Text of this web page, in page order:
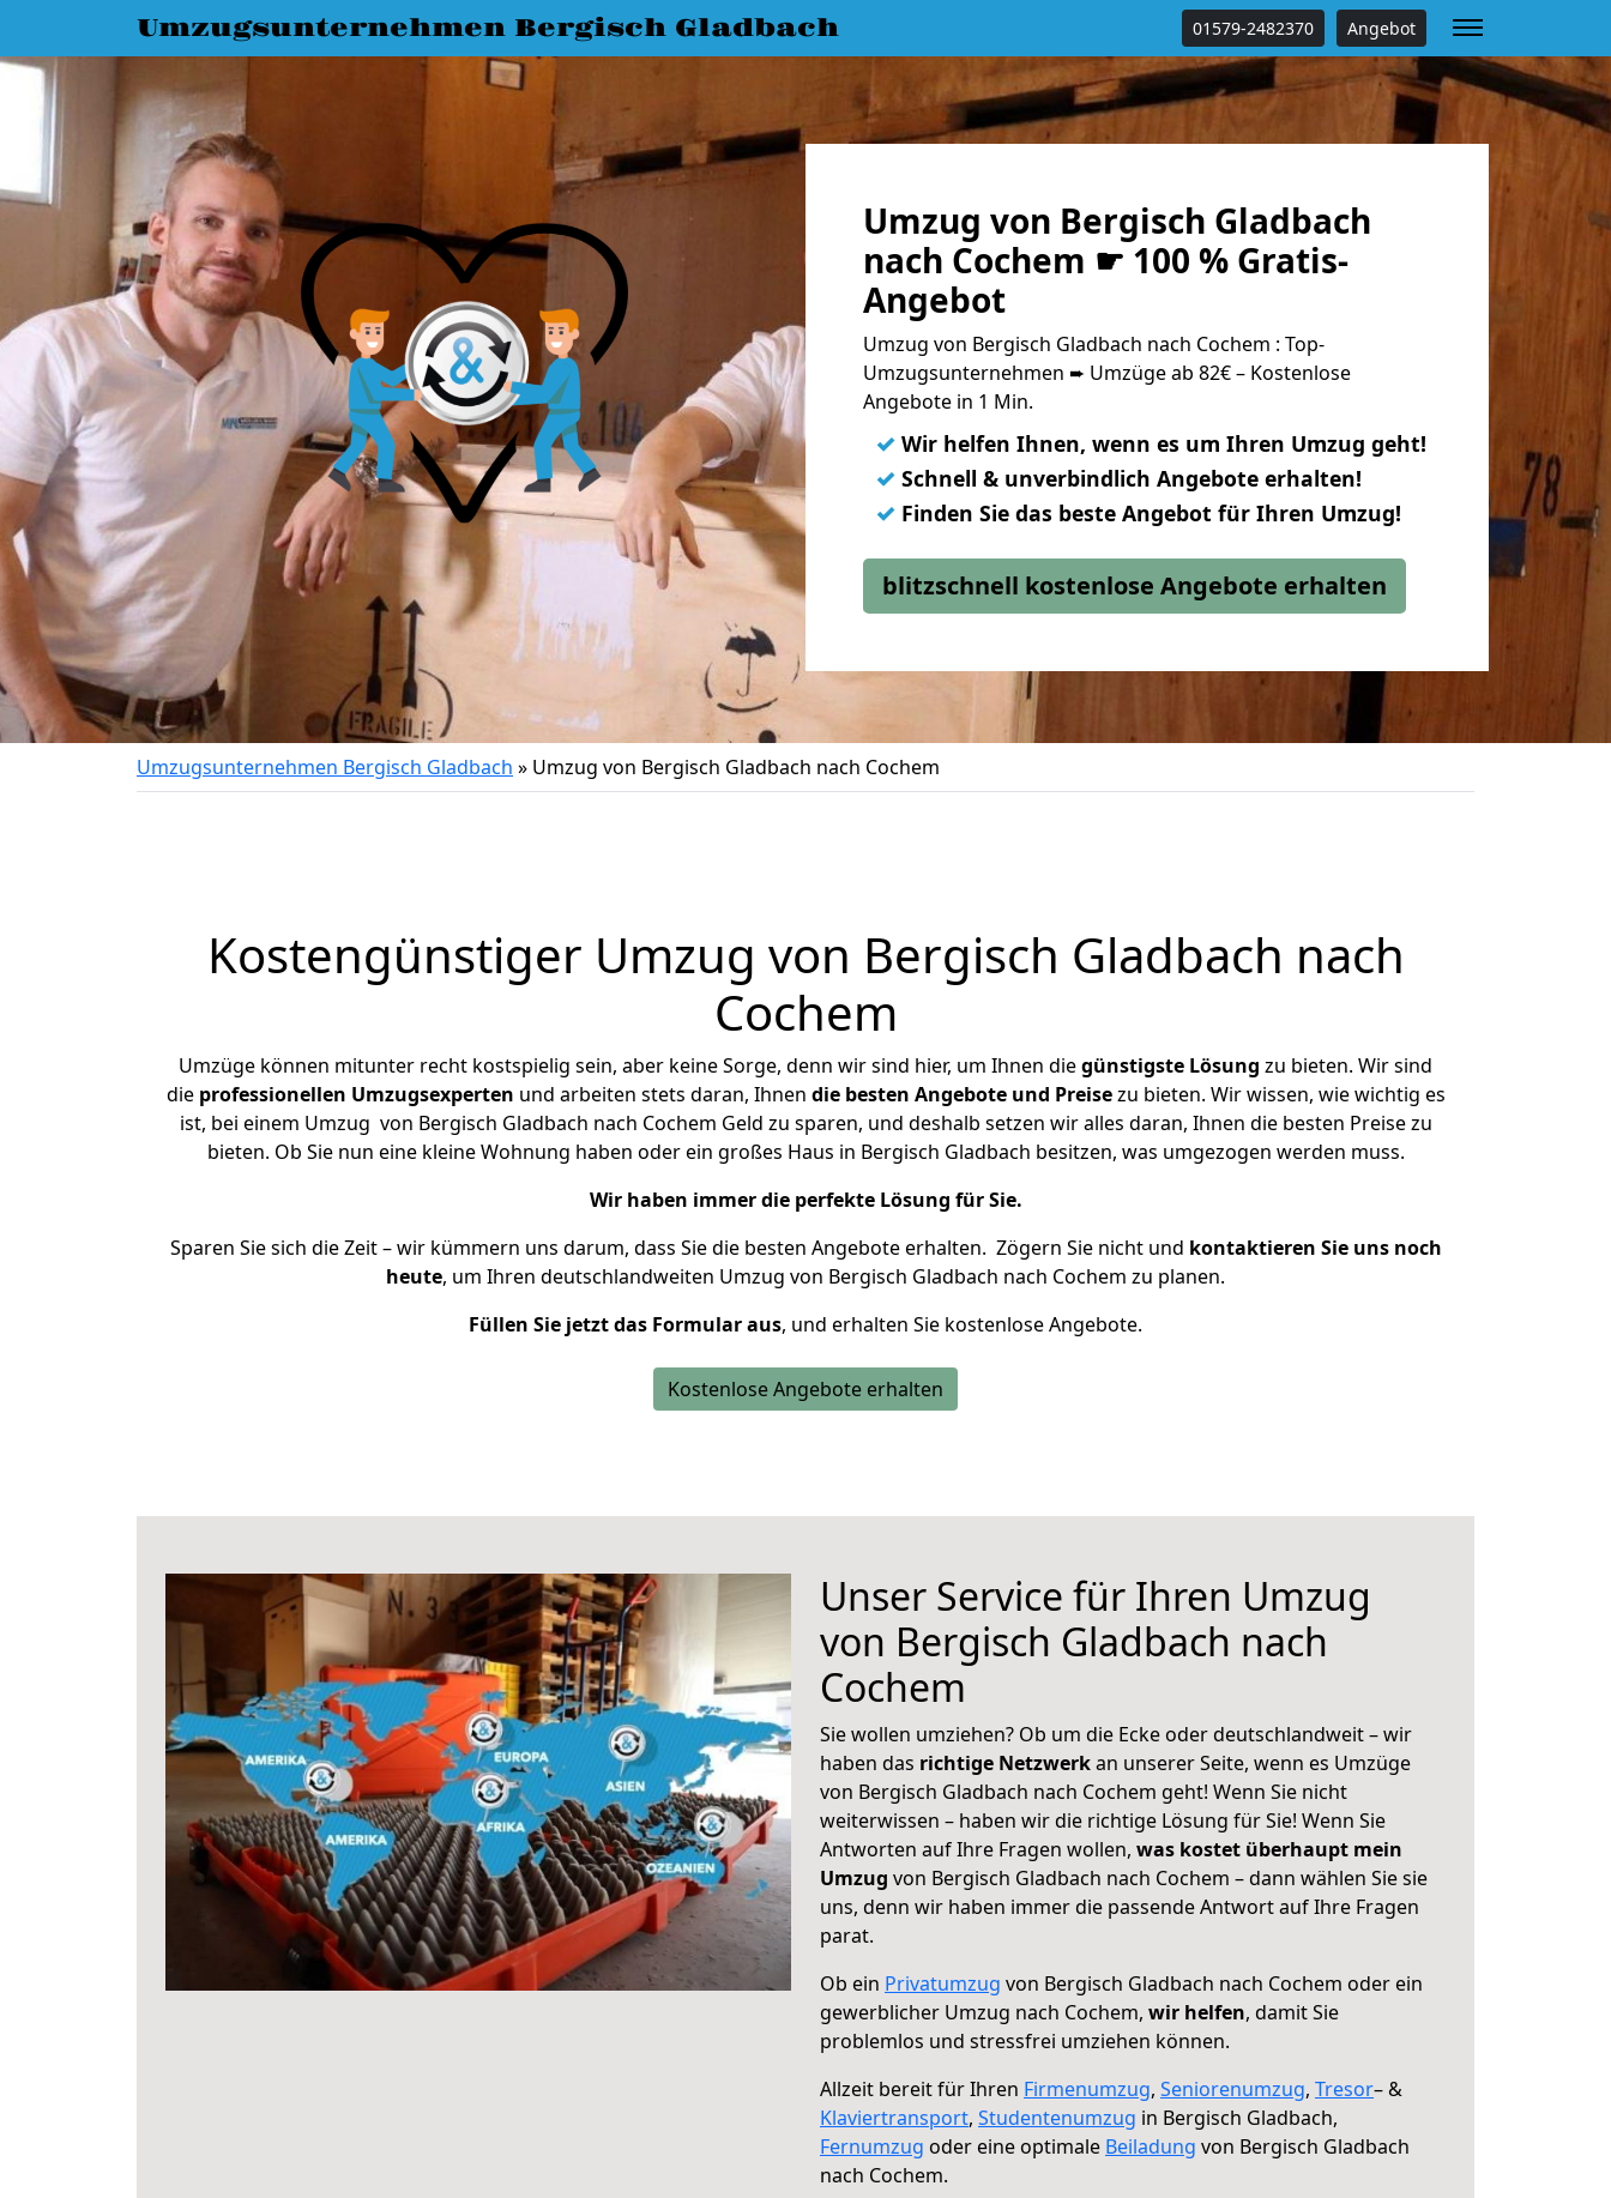
Umzugsunternehmen Bergisch Gladbach 01579-2482370 Angebot
Umzug von Bergisch Gladbach
nach Cochem ☛ 100 % Gratis-
Angebot
Umzug von Bergisch Gladbach nach Cochem : Top-
Umzugsunternehmen ➨ Umzüge ab 82€ – Kostenlose
Angebote in 1 Min.
✓ Wir helfen Ihnen, wenn es um Ihren Umzug geht!
✓ Schnell & unverbindlich Angebote erhalten!
✓ Finden Sie das beste Angebot für Ihren Umzug!
blitzschnell kostenlose Angebote erhalten
Umzugsunternehmen Bergisch Gladbach » Umzug von Bergisch Gladbach nach Cochem
Kostengünstiger Umzug von Bergisch Gladbach nach
Cochem
Umzüge können mitunter recht kostspielig sein, aber keine Sorge, denn wir sind hier, um Ihnen diegünstigste Lösung zu bieten. Wir sind
die professionellen Umzugsexperten und arbeiten stets daran, Ihnen die besten Angebote und Preisezu bieten. Wir wissen, wie wichtig es
ist, bei einem Umzug von Bergisch Gladbach nach Cochem Geld zu sparen, und deshalb setzen wir alles daran, Ihnen die besten Preise zu
bieten. Ob Sie nun eine kleine Wohnung haben oder ein großes Haus in Bergisch Gladbach besitzen, was umgezogen werden muss.
Wir haben immer die perfekte Lösung für Sie.
Sparen Sie sich die Zeit – wir kümmern uns darum, dass Sie die besten Angebote erhalten. Zögern Sie nicht und kontaktieren Sie uns noch
heute, um Ihren deutschlandweiten Umzug von Bergisch Gladbach nach Cochem zu planen.
Füllen Sie jetzt das Formular aus, und erhalten Sie kostenlose Angebote.
Kostenlose Angebote erhalten
Unser Service für Ihren Umzug
von Bergisch Gladbach nach
Cochem
Sie wollen umziehen? Ob um die Ecke oder deutschlandweit – wir
haben das richtige Netzwerkan unserer Seite, wenn es Umzüge
von Bergisch Gladbach nach Cochem geht! Wenn Sie nicht
weiterwissen – haben wir die richtige Lösung für Sie! Wenn Sie
Antworten auf Ihre Fragen wollen, was kostet überhaupt mein
Umzug von Bergisch Gladbach nach Cochem – dann wählen Sie sie
uns, denn wir haben immer die passende Antwort auf Ihre Fragen
parat.
Ob ein Privatumzug von Bergisch Gladbach nach Cochem oder ein
gewerblicher Umzug nach Cochem, wir helfen, damit Sie
problemlos und stressfrei umziehen können.
Allzeit bereit für Ihren Firmenumzug, Seniorenumzug, Tresor– &
Klaviertransport, Studentenumzug in Bergisch Gladbach,
Fernumzug oder eine optimale Beiladung von Bergisch Gladbach
nach Cochem.